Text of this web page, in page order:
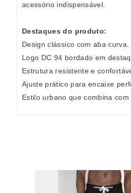
acessório indispensável.
Destaques do produto:
Design clássico com aba curva.
Logo DC 94 bordado em
Estrutura resistente e
Ajuste prático para encaixe
Estilo urbano que combina com